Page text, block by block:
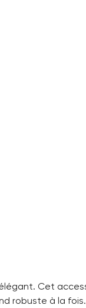
Cet
robuste à la